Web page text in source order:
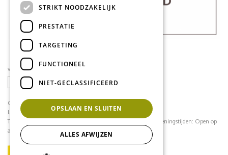
volg ons op social media
CONTACT
Loodijk 24
1243 JB 's Graveland
Telefoonnummer:
Openingstijden: Open op
afspraak
STRIKT NOODZAKELIJK
PRESTATIE
TARGETING
FUNCTIONEEL
NIET-GECLASSIFICEERD
OPSLAAN EN SLUITEN
ALLES AFWIJZEN